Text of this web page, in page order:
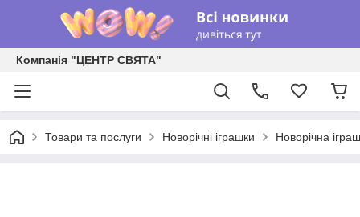
Компанія "ЦЕНТР СВЯТА"
Товари та послуги Новорічні іграшки Новорічна